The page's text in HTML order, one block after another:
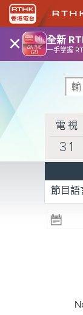
× 全新
一手掌握
電視
31
R3
電台
節目語